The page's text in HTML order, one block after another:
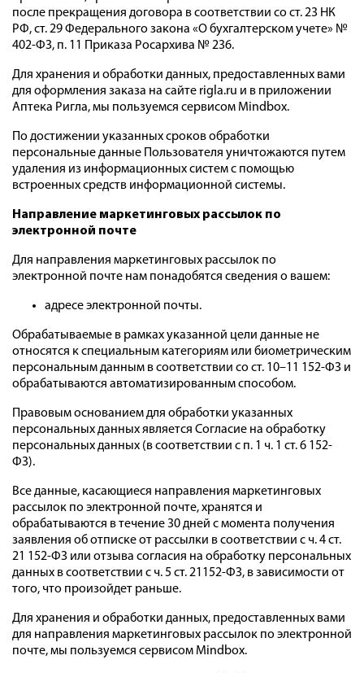
после прекращения договора в соответствии со ст. 23 НК
РФ, ст. 29 Федерального закона «О бухгалтерском учете» №
402-ФЗ, п. 11 Приказа Росархива № 236.
Для хранения и обработки данных, предоставленных вами
для оформления заказа на сайте rigla.ru и в приложении
Аптека Ригла, мы пользуемся сервисом Mindbox.
По достижении указанных сроков обработки
персональные данные Пользователя уничтожаются путем
удаления из информационных систем с помощью
встроенных средств информационной системы.
Направление маркетинговых рассылок по
электронной почте
Для направления маркетинговых рассылок по
электронной почте нам понадобятся сведения о вашем:
адресе электронной почты.
Обрабатываемые в рамках указанной цели данные не
относятся к специальным категориям или биометрическим
персональным данным в соответствии со ст. 10–11 152-ФЗ и
обрабатываются автоматизированным способом.
Правовым основанием для обработки указанных
персональных данных является Согласие на обработку
персональных данных (в соответствии с п. 1 ч. 1 ст. 6 152-
ФЗ).
Все данные, касающиеся направления маркетинговых
рассылок по электронной почте, хранятся и
обрабатываются в течение 30 дней с момента получения
заявления об отписке от рассылки в соответствии с ч. 4 ст.
21 152-ФЗ или отзыва согласия на обработку персональных
данных в соответствии с ч. 5 ст. 21152-ФЗ, в зависимости от
того, что произойдет раньше.
Для хранения и обработки данных, предоставленных вами
для направления маркетинговых рассылок по электронной
почте, мы пользуемся сервисом Mindbox.